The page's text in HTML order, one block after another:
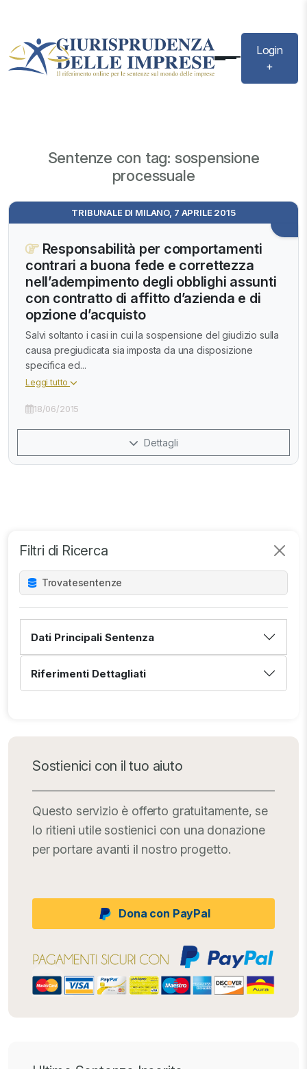
Login
+
Sentenze con tag: sospensione
processuale
Filtri di Ricerca
Trovatesentenze
Dati Principali Sentenza
Riferimenti Dettagliati
Sostienici con il tuo aiuto
Questo servizio è offerto gratuitamente, se
lo ritieni utile sostienici con una donazione
per portare avanti il nostro progetto.
Dona con PayPal
TRIBUNALE DI MILANO, 7 APRILE 2015
Responsabilità per comportamenti
contrari a buona fede e correttezza
nell’adempimento degli obblighi assunti
con contratto di affitto d’azienda e di
opzione d’acquisto
Salvi soltanto i casi in cui la sospensione del giudizio sulla
causa pregiudicata sia imposta da una disposizione
specifica ed...
Leggi tutto
18/06/2015
Dettagli